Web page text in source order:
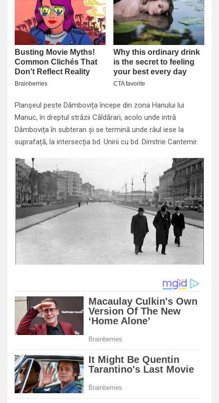
Planșeul peste Dâmbovița începe din zona Hanului lui
Manuc, în dreptul străzii Căldărari, acolo unde intră
Dâmbovița în subteran și se termină unde râul iese la
suprafață, la intersecția bd. Unirii cu bd. Dimitrie Cantemir.